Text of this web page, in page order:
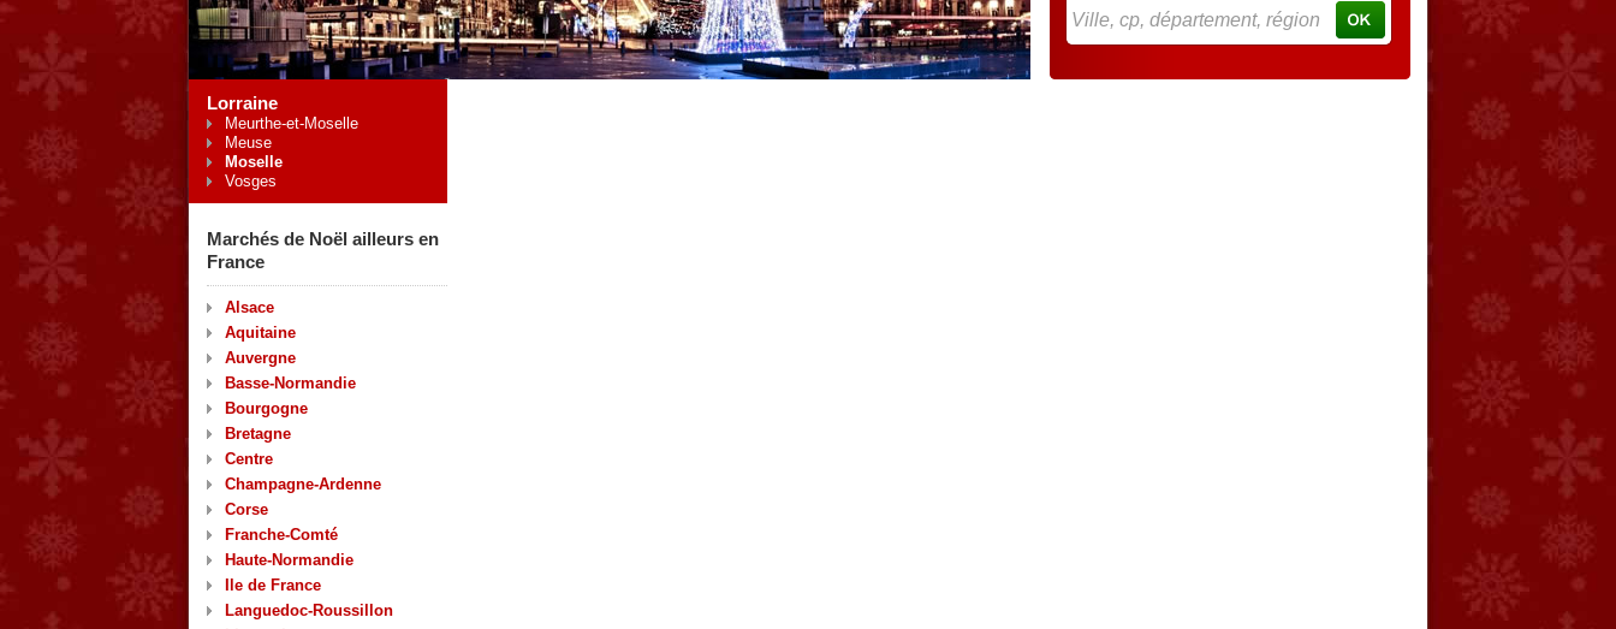
Lorraine
Meurthe-et-Moselle
Meuse
Moselle
Vosges
Marchés de Noël ailleurs en
France
Alsace
Aquitaine
Auvergne
Basse-Normandie
Bourgogne
Bretagne
Centre
Champagne-Ardenne
Corse
Franche-Comté
Haute-Normandie
Ile de France
Languedoc-Roussillon